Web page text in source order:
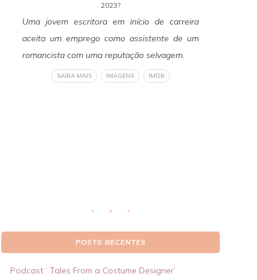
2023?
Uma jovem escritora em início de carreira
aceita um emprego como assistente de um
romancista com uma reputação selvagem.
SAIBA MAIS IMAGENS IMDB
POSTS RECENTES
Podcast ‘ Tales From a Costume Designer’